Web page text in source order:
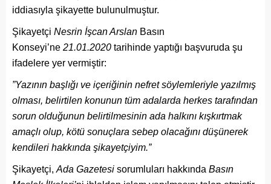
iddiasıyla şikayette bulunulmuştur.
Şikayetçi Nesrin İşcan Arslan Basın
Konseyi’ne 21.01.2020 tarihinde yaptığı başvuruda şu
ifadelere yer vermiştir:
”Yazının başlığı ve içeriğinin nefret söylemleriyle yazılmış
olması, belirtilen konunun tüm adalarda herkes tarafından
sorun olduğunun belirtilmesinin ada halkını kışkırtmak
amaçlı olup, kötü sonuçlara sebep olacağını düşünerek
kendileri hakkında şikayetçiyim.”
Şikayetçi, Ada Gazetesi sorumluları hakkında Basın